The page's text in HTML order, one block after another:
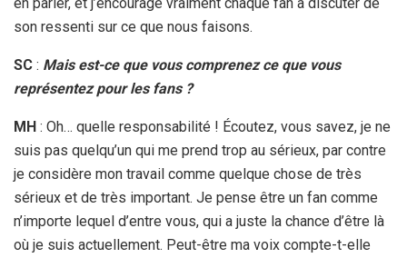
son ressenti sur ce que nous faisons.
SC : Mais est-ce que vous comprenez ce que vous
représentez pour les fans ?
MH : Oh… quelle responsabilité ! Écoutez, vous savez, je ne
suis pas quelqu’un qui me prend trop au sérieux, par contre
je considère mon travail comme quelque chose de très
sérieux et de très important. Je pense être un fan comme
n’importe lequel d’entre vous, qui a juste la chance d’être là
où je suis actuellement. Peut-être ma voix compte-t-elle